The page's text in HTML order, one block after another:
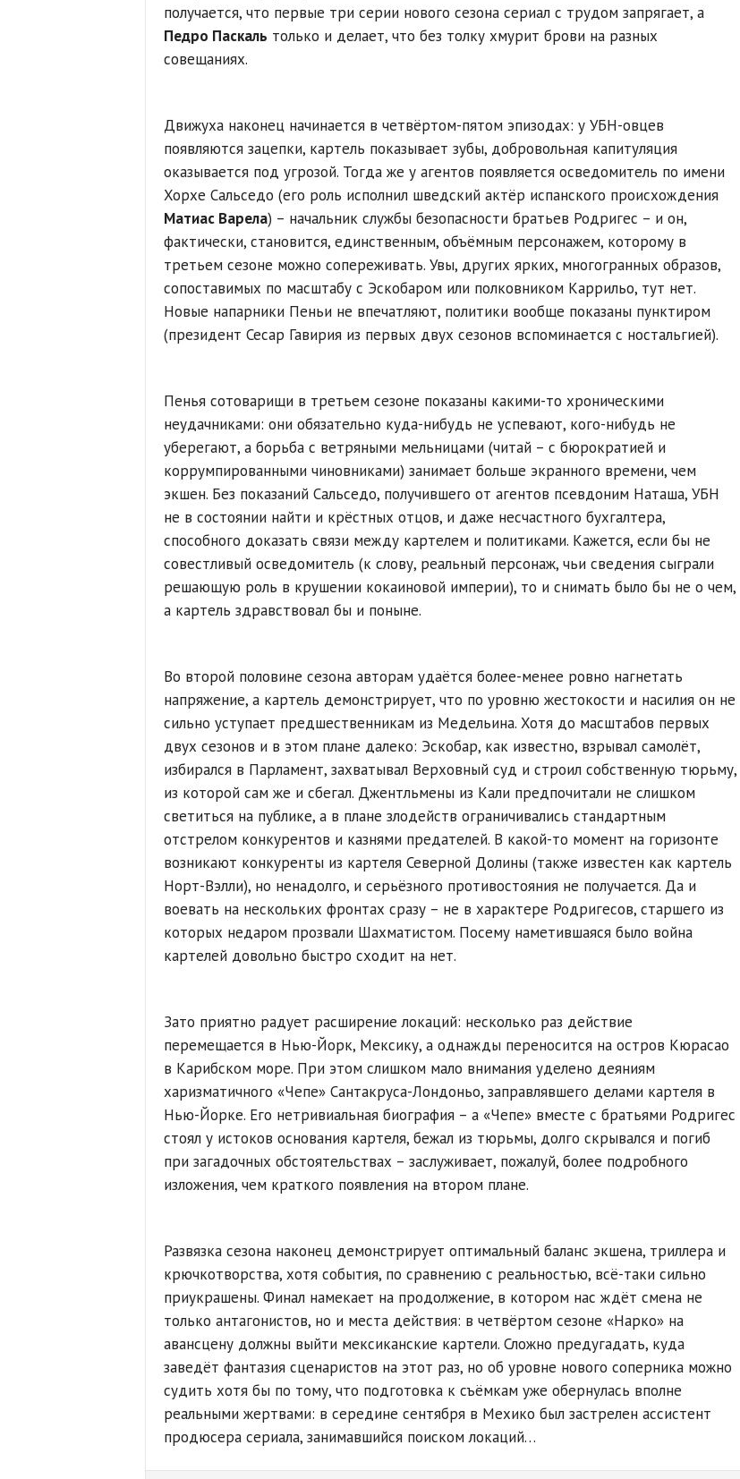
получается, что первые три серии нового сезона сериал с трудом запрягает, а
Педро Паскаль только и делает, что без толку хмурит брови на разных
совещаниях.
Движуха наконец начинается в четвёртом-пятом эпизодах: у УБН-овцев
появляются зацепки, картель показывает зубы, добровольная капитуляция
оказывается под угрозой. Тогда же у агентов появляется осведомитель по имени
Хорхе Сальседо (его роль исполнил шведский актёр испанского происхождения
Матиас Варела) – начальник службы безопасности братьев Родригес – и он,
фактически, становится, единственным, объёмным персонажем, которому в
третьем сезоне можно сопереживать. Увы, других ярких, многогранных образов,
сопоставимых по масштабу с Эскобаром или полковником Каррильо, тут нет.
Новые напарники Пеньи не впечатляют, политики вообще показаны пунктиром
(президент Сесар Гавирия из первых двух сезонов вспоминается с ностальгией).
Пенья сотоварищи в третьем сезоне показаны какими-то хроническими
неудачниками: они обязательно куда-нибудь не успевают, кого-нибудь не
уберегают, а борьба с ветряными мельницами (читай – с бюрократией и
коррумпированными чиновниками) занимает больше экранного времени, чем
экшен. Без показаний Сальседо, получившего от агентов псевдоним Наташа, УБН
не в состоянии найти и крёстных отцов, и даже несчастного бухгалтера,
способного доказать связи между картелем и политиками. Кажется, если бы не
совестливый осведомитель (к слову, реальный персонаж, чьи сведения сыграли
решающую роль в крушении кокаиновой империи), то и снимать было бы не о чем,
а картель здравствовал бы и поныне.
Во второй половине сезона авторам удаётся более-менее ровно нагнетать
напряжение, а картель демонстрирует, что по уровню жестокости и насилия он не
сильно уступает предшественникам из Медельина. Хотя до масштабов первых
двух сезонов и в этом плане далеко: Эскобар, как известно, взрывал самолёт,
избирался в Парламент, захватывал Верховный суд и строил собственную тюрьму,
из которой сам же и сбегал. Джентльмены из Кали предпочитали не слишком
светиться на публике, а в плане злодейств ограничивались стандартным
отстрелом конкурентов и казнями предателей. В какой-то момент на горизонте
возникают конкуренты из картеля Северной Долины (также известен как картель
Норт-Вэлли), но ненадолго, и серьёзного противостояния не получается. Да и
воевать на нескольких фронтах сразу – не в характере Родригесов, старшего из
которых недаром прозвали Шахматистом. Посему наметившаяся было война
картелей довольно быстро сходит на нет.
Зато приятно радует расширение локаций: несколько раз действие
перемещается в Нью-Йорк, Мексику, а однажды переносится на остров Кюрасао
в Карибском море. При этом слишком мало внимания уделено деяниям
харизматичного «Чепе» Сантакруса-Лондоньо, заправлявшего делами картеля в
Нью-Йорке. Его нетривиальная биография – а «Чепе» вместе с братьями Родригес
стоял у истоков основания картеля, бежал из тюрьмы, долго скрывался и погиб
при загадочных обстоятельствах – заслуживает, пожалуй, более подробного
изложения, чем краткого появления на втором плане.
Развязка сезона наконец демонстрирует оптимальный баланс экшена, триллера и
крючкотворства, хотя события, по сравнению с реальностью, всё-таки сильно
приукрашены. Финал намекает на продолжение, в котором нас ждёт смена не
только антагонистов, но и места действия: в четвёртом сезоне «Нарко» на
авансцену должны выйти мексиканские картели. Сложно предугадать, куда
заведёт фантазия сценаристов на этот раз, но об уровне нового соперника можно
судить хотя бы по тому, что подготовка к съёмкам уже обернулась вполне
реальными жертвами: в середине сентября в Мехико был застрелен ассистент
продюсера сериала, занимавшийся поиском локаций…